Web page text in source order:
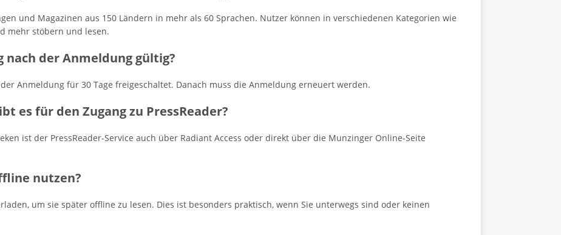
und Magazinen aus 150 Ländern in mehr als 60 Sprachen. Nutzer können in verschiedenen Kategorien wie
mehr stöbern und lesen.
nach der Anmeldung gültig?
Anmeldung für 30 Tage freigeschaltet. Danach muss die Anmeldung erneuert werden.
es für den Zugang zu PressReader?
ist der PressReader-Service auch über Radiant Access oder direkt über die Munzinger Online-Seite
nutzen?
um sie später offline zu lesen. Dies ist besonders praktisch, wenn Sie unterwegs sind oder keinen